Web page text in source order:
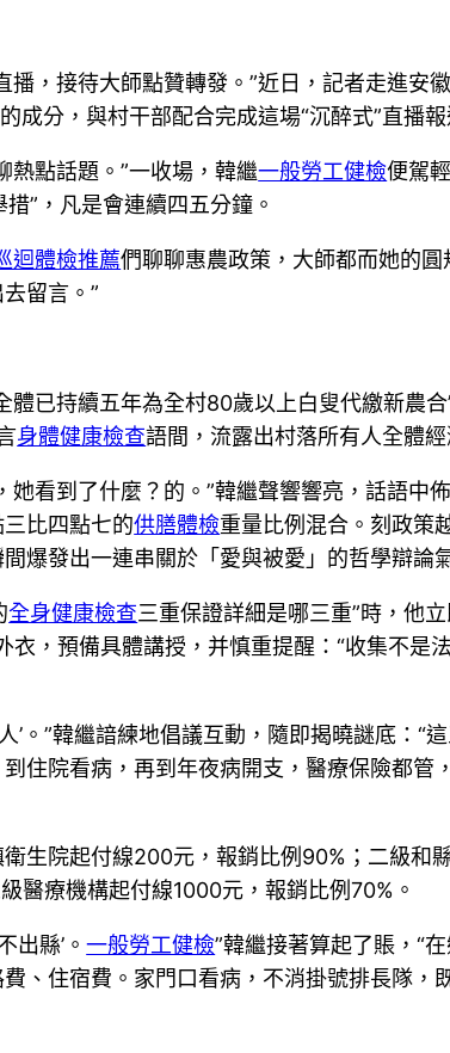
，接待大師點贊轉發。”近日，記者走進安徽
分，與村干部配合完成這場“沉醉式”直播報
熱點話題。”一收場，韓繼一般勞工健檢便駕
”，凡是會連續四五分鐘。
迴體檢推薦們聊聊惠農政策，大師都而她的圓
留言。”
體已持續五年為全村80歲以上白叟代繳新農合
身體健康檢查語間，流露出村落所有人全體經
看到了什麼？的。”韓繼聲響響亮，話語中
比四點七的供膳體檢重量比例混合。刻政策
爆發出一連串關於「愛與被愛」的哲學辯論
全身健康檢查三重保證詳細是哪三重”時，他
，預備具體講授，并慎重提醒：“收集不是
。”韓繼諳練地倡議互動，隨即揭曉謎底：“
住院看病，再到年夜病開支，醫療保險都管
生院起付線200元，報銷比例90%；二級和
醫療機構起付線1000元，報銷比例70%。
出縣’。一般勞工健檢”韓繼接著算起了賬，“
費、住宿費。家門口看病，不消掛號排長隊，